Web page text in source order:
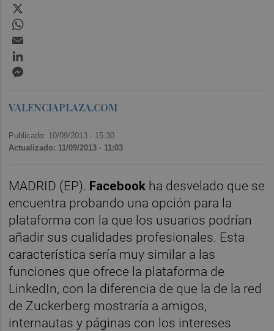
VALENCIAPLAZA.COM
Publicado: 10/09/2013 · 15:30
Actualizado: 11/09/2013 · 11:03
MADRID (EP). Facebook ha desvelado que se
encuentra probando una opción para la
plataforma con la que los usuarios podrían
añadir sus cualidades profesionales. Esta
característica sería muy similar a las
funciones que ofrece la plataforma de
LinkedIn, con la diferencia de que la de la red
de Zuckerberg mostraría a amigos,
internautas y páginas con los intereses